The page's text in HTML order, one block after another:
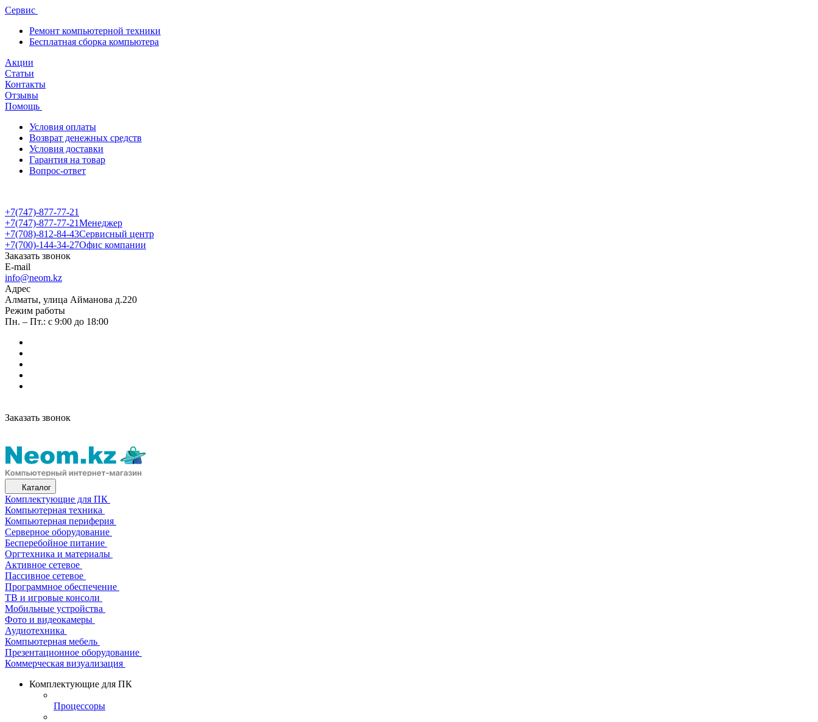
Сервис
Ремонт компьютерной техники
Бесплатная сборка компьютера
Акции
Статьи
Контакты
Отзывы
Помощь
Условия оплаты
Возврат денежных средств
Условия доставки
Гарантия на товар
Вопрос-ответ
+7(747)-877-77-21
+7(747)-877-77-21Менеджер
+7(708)-812-84-43Сервисный центр
+7(700)-144-34-27Офис компании
Заказать звонок
E-mail
info@neom.kz
Адрес
Алматы, улица Айманова д.220
Режим работы
Пн. – Пт.: с 9:00 до 18:00
Заказать звонок
Каталог
Комплектующие для ПК
Компьютерная техника
Компьютерная периферия
Серверное оборудование
Бесперебойное питание
Оргтехника и материалы
Активное сетевое
Пассивное сетевое
Программное обеспечение
ТВ и игровые консоли
Мобильные устройства
Фото и видеокамеры
Аудиотехника
Компьютерная мебель
Презентационное оборудование
Коммерческая визуализация
Комплектующие для ПК
Процессоры